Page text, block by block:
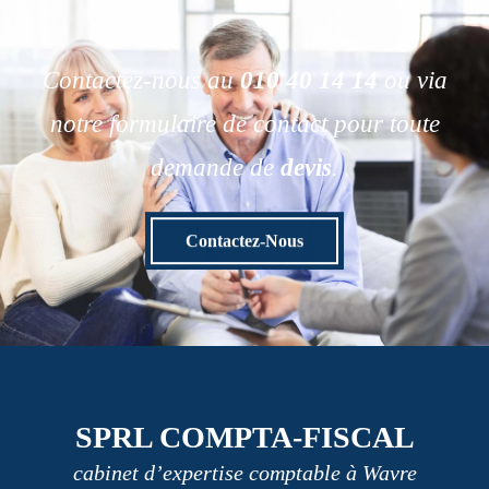
Contactez-nous au010 40 14 14
ou via
notre formulaire de contact pour toute
demande de devis.
Contactez-Nous
SPRL COMPTA-FISCAL
cabinet d’expertise comptable à Wavre